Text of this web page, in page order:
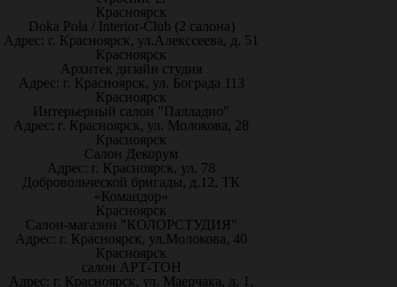
Красноярск
Doka Pola / Interior-Club (2 салона)
Адрес: г. Красноярск, ул.Алекссеева, д. 51
Красноярск
Архитек дизайн студия
Адрес: г. Красноярск, ул. Бограда 113
Красноярск
Интерьерный салон "Палладио"
Адрес: г. Красноярск, ул. Молокова, 28
Красноярск
Салон Декорум
Адрес: г. Красноярск, ул. 78
Добровольческой бригады, д.12, ТК
«Командор»
Красноярск
Салон-магазин "КОЛОРСТУДИЯ"
Адрес: г. Красноярск, ул.Молокова, 40
Красноярск
салон АРТ-ТОН
Адрес: г. Красноярск, ул. Маерчака, д. 1,